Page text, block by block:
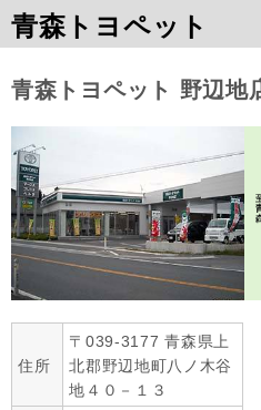
青森トヨペット
青森トヨペット 野辺地
住所
〒039-3177 青森県上
北郡野辺地町八ノ木谷
地４０－１３